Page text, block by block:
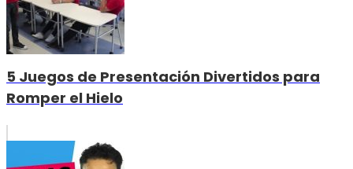
5 Juegos de Presentación Divertidos para
Romper el Hielo